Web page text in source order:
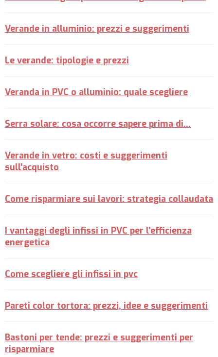
Verande in alluminio: prezzi e suggerimenti
Le verande: tipologie e prezzi
Veranda in PVC o alluminio: quale scegliere
Serra solare: cosa occorre sapere prima di...
Verande in vetro: costi e suggerimenti
sull'acquisto
Come risparmiare sui lavori: strategia collaudata
I vantaggi degli infissi in PVC per l’efficienza
energetica
Come scegliere gli infissi in pvc
Pareti color tortora: prezzi, idee e suggerimenti
Bastoni per tende: prezzi e suggerimenti per
risparmiare